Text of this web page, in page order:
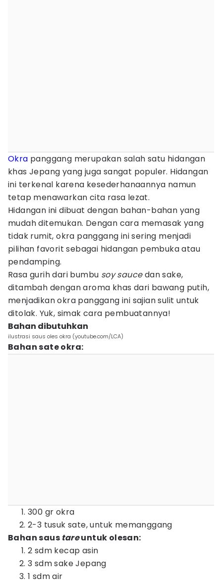
Okra panggang merupakan salah satu hidangan
khas Jepang yang juga sangat populer. Hidangan
ini terkenal karena kesederhanaannya namun
tetap menawarkan cita rasa lezat.
Hidangan ini dibuat dengan bahan-bahan yang
mudah ditemukan. Dengan cara memasak yang
tidak rumit, okra panggang ini sering menjadi
pilihan favorit sebagai hidangan pembuka atau
pendamping.
Rasa gurih dari bumbu soy saucedan sake,
ditambah dengan aroma khas dari bawang putih,
menjadikan okra panggang ini sajian sulit untuk
ditolak. Yuk, simak cara pembuatannya!
Bahan dibutuhkan
ilustrasi saus oles okra (youtube.com/LCA)
Bahan sate okra:
300 gr okra
2-3 tusuk sate, untuk memanggang
Bahan saus tareuntuk olesan:
2 sdm kecap asin
3 sdm sake Jepang
1 sdm air